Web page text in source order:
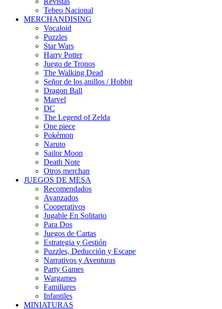
Tebeo Nacional
MERCHANDISING
Vocaloid
Puzzles
Star Wars
Harry Potter
Juego de Tronos
The Walking Dead
Señor de los anillos / Hobbit
Dragon Ball
Marvel
DC
The Legend of Zelda
One piece
Pokémon
Naruto
Sailor Moon
Death Note
Otros merchan
JUEGOS DE MESA
Recomendados
Avanzados
Cooperativos
Jugable En Solitario
Para Dos
Juegos de Cartas
Estrategia y Gestión
Puzzles, Deducción y Escape
Narrativos y Aventuras
Party Games
Wargames
Familiares
Infantiles
MINIATURAS